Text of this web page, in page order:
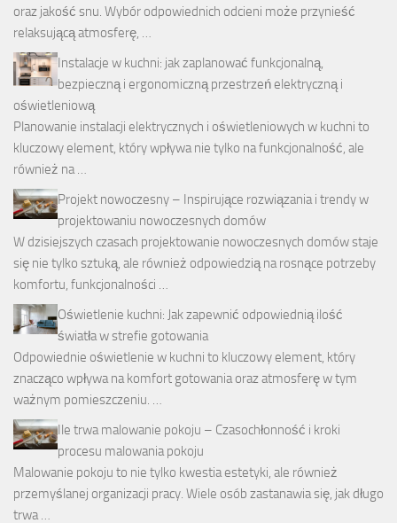
oraz jakość snu. Wybór odpowiednich odcieni może przynieść
relaksującą atmosferę, …
Instalacje w kuchni: jak zaplanować funkcjonalną,
bezpieczną i ergonomiczną przestrzeń elektryczną i
oświetleniową
Planowanie instalacji elektrycznych i oświetleniowych w kuchni to
kluczowy element, który wpływa nie tylko na funkcjonalność, ale
również na …
Projekt nowoczesny – Inspirujące rozwiązania i trendy w
projektowaniu nowoczesnych domów
W dzisiejszych czasach projektowanie nowoczesnych domów staje
się nie tylko sztuką, ale również odpowiedzią na rosnące potrzeby
komfortu, funkcjonalności …
Oświetlenie kuchni: Jak zapewnić odpowiednią ilość
światła w strefie gotowania
Odpowiednie oświetlenie w kuchni to kluczowy element, który
znacząco wpływa na komfort gotowania oraz atmosferę w tym
ważnym pomieszczeniu. …
Ile trwa malowanie pokoju – Czasochłonność i kroki
procesu malowania pokoju
Malowanie pokoju to nie tylko kwestia estetyki, ale również
przemyślanej organizacji pracy. Wiele osób zastanawia się, jak długo
trwa …